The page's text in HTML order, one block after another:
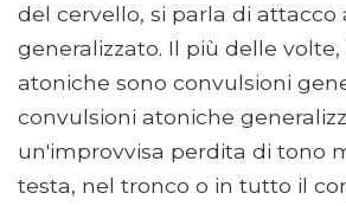
del cervello, si parla di attacco
generalizzato. Il più delle
atoniche sono convulsioni
convulsioni atoniche
un'improvvisa perdita di tono
testa, nel tronco o in tutto il